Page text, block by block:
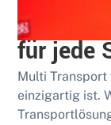
für jede
Multi Transport
einzigartig ist.